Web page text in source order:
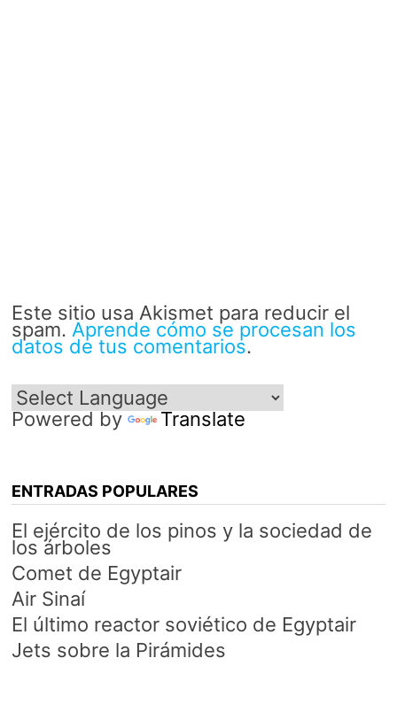
Este sitio usa Akismet para reducir el
spam. Aprende cómo se procesan los
datos de tus comentarios.
Powered by Translate
ENTRADAS POPULARES
El ejército de los pinos y la sociedad de
los árboles
Comet de Egyptair
Air Sinaí
El último reactor soviético de Egyptair
Jets sobre la Pirámides